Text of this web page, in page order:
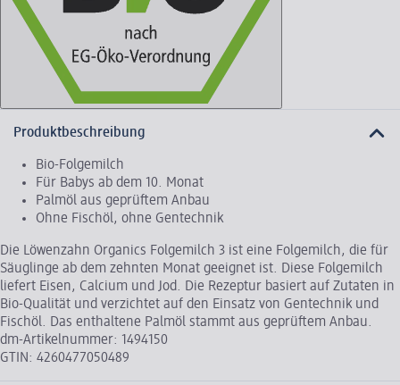
Produktbeschreibung
Bio-Folgemilch
Für Babys ab dem 10. Monat
Palmöl aus geprüftem Anbau
Ohne Fischöl, ohne Gentechnik
Die Löwenzahn Organics Folgemilch 3 ist eine Folgemilch, die für
Säuglinge ab dem zehnten Monat geeignet ist. Diese Folgemilch
liefert Eisen, Calcium und Jod. Die Rezeptur basiert auf Zutaten in
Bio-Qualität und verzichtet auf den Einsatz von Gentechnik und
Fischöl. Das enthaltene Palmöl stammt aus geprüftem Anbau.
dm-Artikelnummer: 1494150
GTIN: 4260477050489